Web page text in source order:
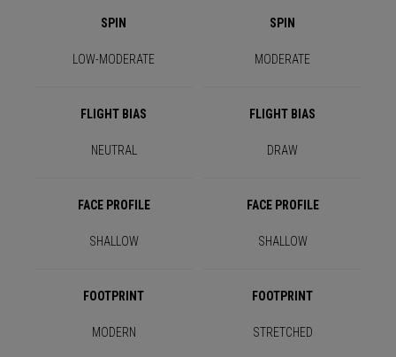
SPIN SPIN
LOW-MODERATE MODERATE
FLIGHT BIAS FLIGHT BIAS
NEUTRAL DRAW
FACE PROFILE FACE PROFILE
SHALLOW SHALLOW
FOOTPRINT FOOTPRINT
MODERN STRETCHED